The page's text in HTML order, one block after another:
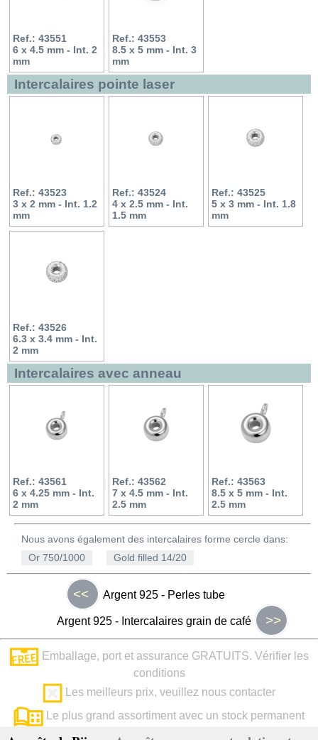
Ref.: 43551
6 x 4.5 mm - Int. 2
mm
Ref.: 43553
8.5 x 5 mm - Int. 3
mm
Intercalaires pointe laser
Ref.: 43523
3 x 2 mm - Int. 1.2
mm
Ref.: 43524
4 x 2.5 mm - Int.
1.5 mm
Ref.: 43525
5 x 3 mm - Int. 1.8
mm
Ref.: 43526
6.3 x 3.4 mm - Int.
2 mm
Intercalaires avec anneau
Ref.: 43561
6 x 4.25 mm - Int.
2 mm
Ref.: 43562
7 x 4.5 mm - Int.
2.5 mm
Ref.: 43563
8.5 x 5 mm - Int.
2.5 mm
Nous avons également des intercalaires forme cercle dans:
Or 750/1000
Gold filled 14/20
<< Argent 925 - Perles tube
Argent 925 - Intercalaires grain de café >>
Emballage, port et assurance GRATUITS. Vérifier les
conditions
Les meilleurs prix, veuillez nous contacter
Le plus grand assortiment avec un stock permanent